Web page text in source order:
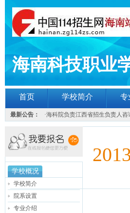
海南科技职业
首页 学校简介 专
最新公告： ·海科院负责江西省招生负责人咨
学校概况
学校简介
院系设置
专业介绍